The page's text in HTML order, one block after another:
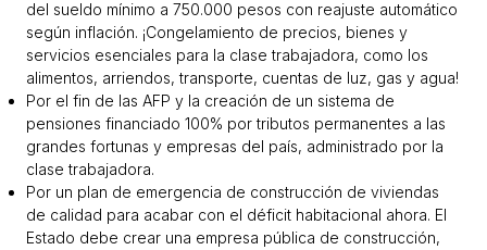
del sueldo mínimo a 750.000 pesos con reajuste automático
según inflación. ¡Congelamiento de precios, bienes y
servicios esenciales para la clase trabajadora, como los
alimentos, arriendos, transporte, cuentas de luz, gas y agua!
Por el fin de las AFP y la creación de un sistema de
pensiones financiado 100% por tributos permanentes a las
grandes fortunas y empresas del país, administrado por la
clase trabajadora.
Por un plan de emergencia de construcción de viviendas
de calidad para acabar con el déficit habitacional ahora. El
Estado debe crear una empresa pública de construcción,